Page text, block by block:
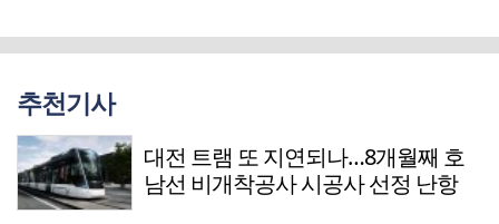
추천기사
대전 트램 또 지연되나…8개월째 호
남선 비개착공사 시공사 선정 난항